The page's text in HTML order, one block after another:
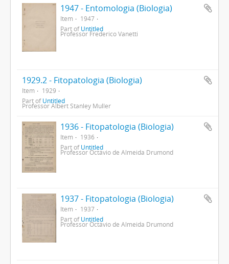
1947 - Entomologia (Biologia)
Item
1947
Part ofUntitled
Professor Frederico Vanetti
1929.2 - Fitopatologia (Biologia)
Item
1929
Part ofUntitled
Professor Albert Stanley Muller
1936 - Fitopatologia (Biologia)
Item
1936
Part ofUntitled
Professor Octávio de Almeida Drumond
1937 - Fitopatologia (Biologia)
Item
1937
Part ofUntitled
Professor Octávio de Almeida Drumond